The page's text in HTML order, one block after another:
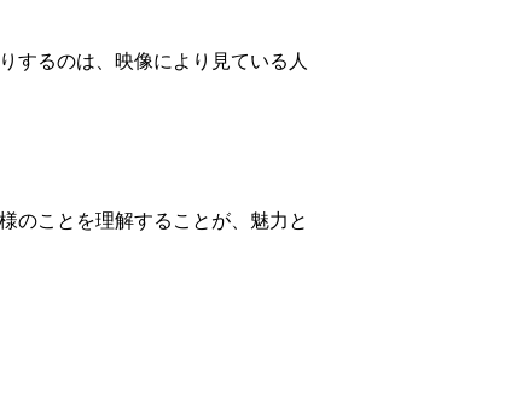
するのは、映像により見ている人
のことを理解することが、魅力と